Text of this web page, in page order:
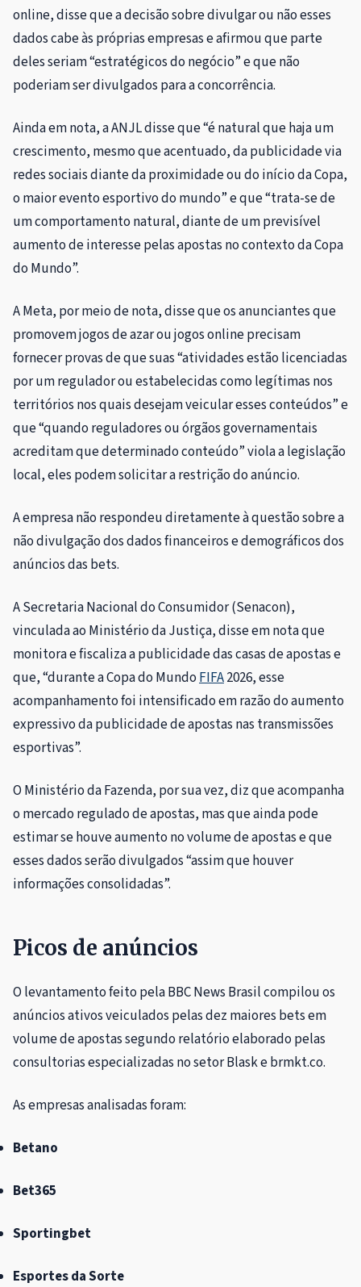
online, disse que a decisão sobre divulgar ou não esses
dados cabe às próprias empresas e afirmou que parte
deles seriam “estratégicos do negócio” e que não
poderiam ser divulgados para a concorrência.
Ainda em nota, a ANJL disse que “é natural que haja um
crescimento, mesmo que acentuado, da publicidade via
redes sociais diante da proximidade ou do início da Copa,
o maior evento esportivo do mundo” e que “trata-se de
um comportamento natural, diante de um previsível
aumento de interesse pelas apostas no contexto da Copa
do Mundo”.
A Meta, por meio de nota, disse que os anunciantes que
promovem jogos de azar ou jogos online precisam
fornecer provas de que suas “atividades estão licenciadas
por um regulador ou estabelecidas como legítimas nos
territórios nos quais desejam veicular esses conteúdos” e
que “quando reguladores ou órgãos governamentais
acreditam que determinado conteúdo” viola a legislação
local, eles podem solicitar a restrição do anúncio.
A empresa não respondeu diretamente à questão sobre a
não divulgação dos dados financeiros e demográficos dos
anúncios das bets.
A Secretaria Nacional do Consumidor (Senacon),
vinculada ao Ministério da Justiça, disse em nota que
monitora e fiscaliza a publicidade das casas de apostas e
que, “durante a Copa do Mundo FIFA2026, esse
acompanhamento foi intensificado em razão do aumento
expressivo da publicidade de apostas nas transmissões
esportivas”.
O Ministério da Fazenda, por sua vez, diz que acompanha
o mercado regulado de apostas, mas que ainda pode
estimar se houve aumento no volume de apostas e que
esses dados serão divulgados “assim que houver
informações consolidadas”.
Picos de anúncios
O levantamento feito pela BBC News Brasil compilou os
anúncios ativos veiculados pelas dez maiores bets em
volume de apostas segundo relatório elaborado pelas
consultorias especializadas no setor Blask e brmkt.co.
As empresas analisadas foram:
Betano
Bet365
Sportingbet
Esportes da Sorte